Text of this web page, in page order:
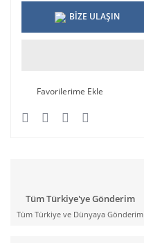
BİZE ULAŞIN
Tüm Türkiye'ye Gönderim
Tüm Türkiye ve Dünyaya Gönderim